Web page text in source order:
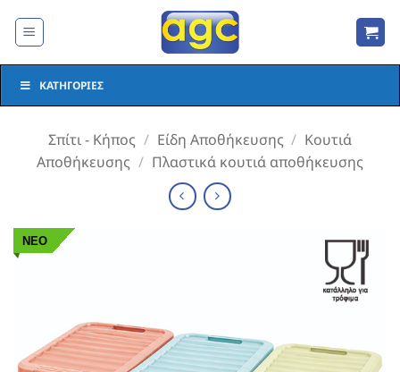
στο
ΚΑΤΗΓΟΡΊΕΣ
Σπίτι - Κήπος / Είδη Αποθήκευσης / Κουτιά
Αποθήκευσης / Πλαστικά κουτιά αποθήκευσης
ΝΕΟ